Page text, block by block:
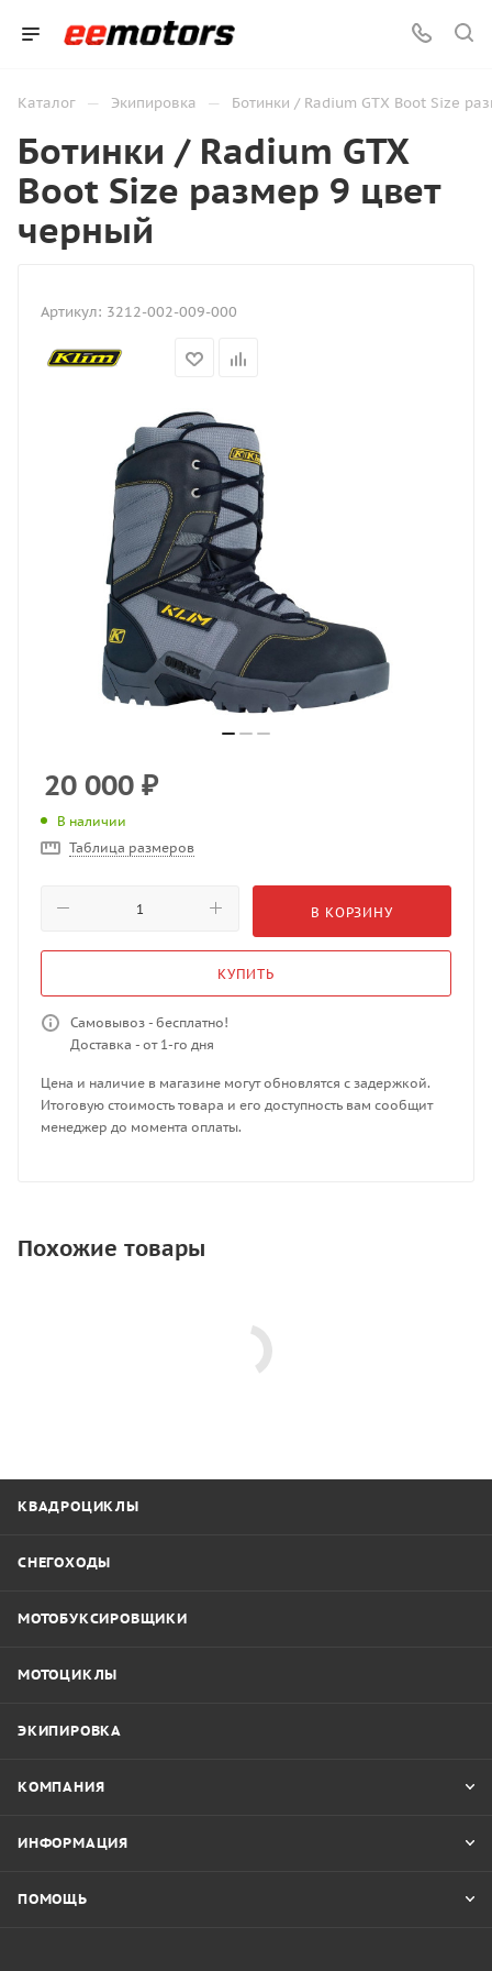
Каталог — Экипировка — Ботинки / Radium GTX Boot Size
Ботинки / Radium GTX
Boot Size размер 9 цвет
черный
Артикул: 3212-002-009-000
20 000 ₽
В наличии
Таблица размеров
В КОРЗИНУ
КУПИТЬ
Самовывоз - бесплатно!
Доставка - от 1-го дня
Цена и наличие в магазине могут обновлятся с задержкой.
Итоговую стоимость товара и его доступность вам сообщит
менеджер до момента оплаты.
Похожие товары
КВАДРОЦИКЛЫ
СНЕГОХОДЫ
МОТОБУКСИРОВЩИКИ
МОТОЦИКЛЫ
ЭКИПИРОВКА
КОМПАНИЯ
ИНФОРМАЦИЯ
ПОМОЩЬ